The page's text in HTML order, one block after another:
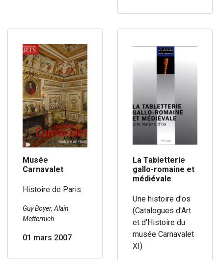
Musée
Carnavalet
Histoire de Paris
Guy Boyer, Alain
Metternich
01 mars 2007
La Tabletterie
gallo-romaine et
médiévale
Une histoire d'os
(Catalogues d'Art
et d'Histoire du
musée Carnavalet
XI)